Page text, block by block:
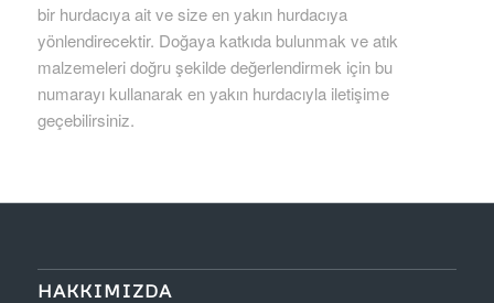
bir hurdacıya ait ve size en yakın hurdacıya
yönlendirecektir. Doğaya katkıda bulunmak ve atık
malzemeleri doğru şekilde değerlendirmek için bu
numarayı kullanarak en yakın hurdacıyla iletişime
geçebilirsiniz.
HAKKIMIZDA